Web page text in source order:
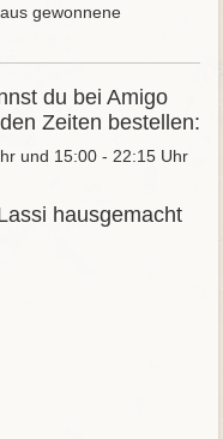
gewonnene
du bei Amigo
Zeiten bestellen:
und 15:00 - 22:15 Uhr
hausgemacht